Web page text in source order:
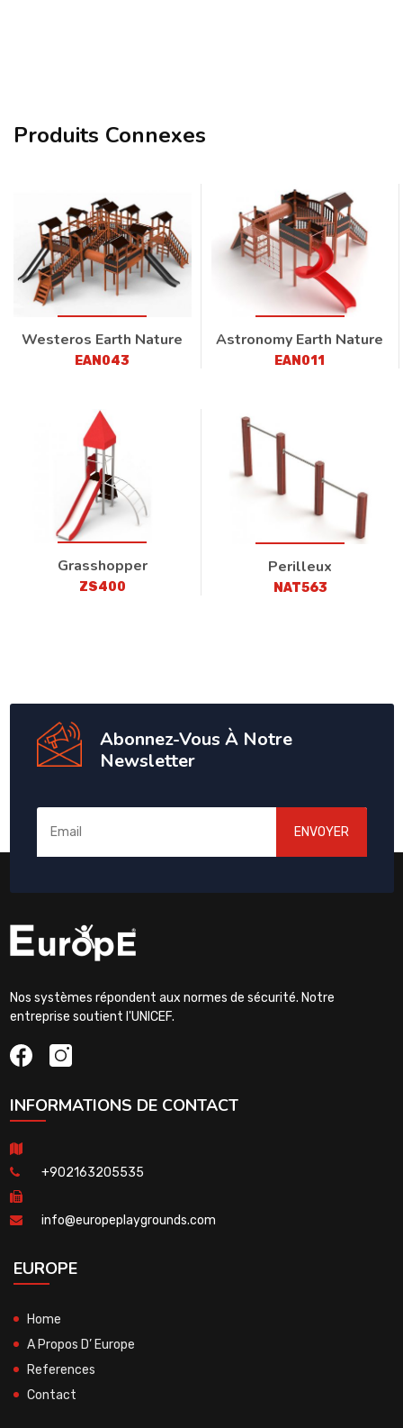
Produits Connexes
Westeros Earth Nature
EAN043
Astronomy Earth Nature
EAN011
Grasshopper
ZS400
Perilleux
NAT563
Abonnez-Vous À Notre
Newsletter
ENVOYER
Nos systèmes répondent aux normes de sécurité. Notre
entreprise soutient l'UNICEF.
INFORMATIONS DE CONTACT
+902163205535
info@europeplaygrounds.com
EUROPE
Home
A Propos D’ Europe
References
Contact